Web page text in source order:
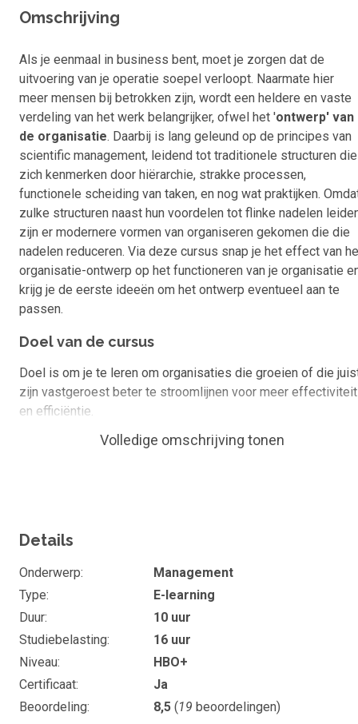
Omschrijving
Als je eenmaal in business bent, moet je zorgen dat de
uitvoering van je operatie soepel verloopt. Naarmate hier
meer mensen bij betrokken zijn, wordt een heldere en vaste
verdeling van het werk belangrijker, ofwel het 'ontwerp' van
de organisatie. Daarbij is lang geleund op de principes van
scientific management, leidend tot traditionele structuren die
zich kenmerken door hiërarchie, strakke processen,
functionele scheiding van taken, en nog wat praktijken.
zulke structuren naast hun voordelen tot flinke nadelen
zijn er modernere vormen van organiseren gekomen die die
nadelen reduceren. Via deze cursus snap je het effect van
organisatie-ontwerp op het functioneren van je organisatie
krijg je de eerste ideeën om het ontwerp eventueel aan te
passen.
Doel van de cursus
Doel is om je te leren om organisaties die groeien of die
zijn vastgeroest beter te stroomlijnen voor meer effectiviteit
en efficiëntie.
Wat kan je of ken je na de cursus
de tools en praktijken, de voor- en nadelen daarvan
Kennis van modern ontwerp: welke zwakke punten
die door klassiek ontwerp ontstaan moeten
gerepareerd worden, principes van modern
organiseren, praktijken op drie niveaus,
om ermee aan de slag te kunnen, vergelijking met
Duur en studiebelasting
Volledige omschrijving tonen
Details
Onderwerp
Management
Type
E-learning
Duur
10 uur
Studiebelasting
16 uur
Niveau
HBO+
Certificaat
Ja
Beoordeling
8,5 (19 beoordelingen)